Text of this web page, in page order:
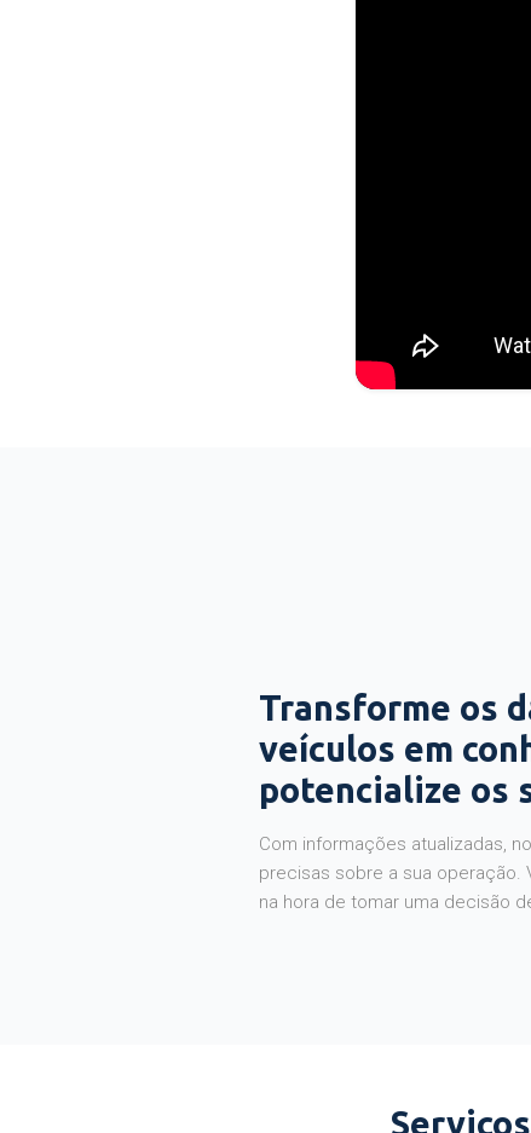
Transforme os
veículos em
potencialize os
Com informações atualizadas,
precisas sobre a sua
na hora de tomar uma decisão